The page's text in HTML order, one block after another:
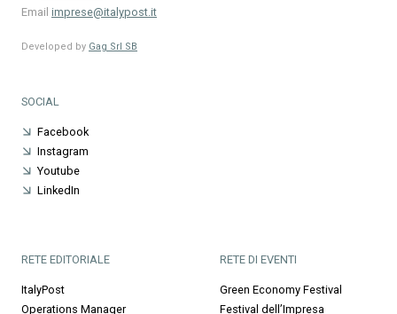
Email imprese@italypost.it
Developed by Gag Srl SB
SOCIAL
Facebook
Instagram
Youtube
LinkedIn
RETE EDITORIALE
ItalyPost
Operations Manager
RETE DI EVENTI
Green Economy Festival
Festival dell’Impresa